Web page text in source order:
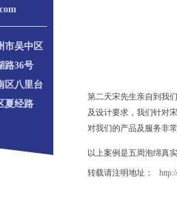
市吴中区
路36号
区八里台
夏经路
第二天宋先生亲自到我
及设计要求，我们针对
对我们的产品及服务非常
以上案例是五周泡绵真
转载请注明地址：